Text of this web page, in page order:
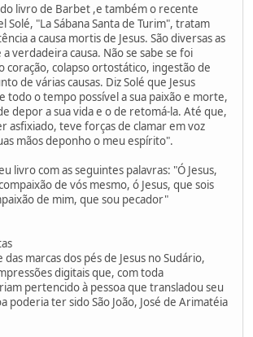
livro de Barbet ,e também o recente
Solé, "La Sábana Santa de Turim", tratam
a causa mortis de Jesus. São diversas as
verdadeira causa. Não se sabe se foi
coração, colapso ortostático, ingestão de
de várias causas. Diz Solé que Jesus
todo o tempo possível a sua paixão e morte,
depor a sua vida e o de retomá-la. Até que,
asfixiado, teve forças de clamar em voz
mãos deponho o meu espírito".
livro com as seguintes palavras: "Ó Jesus,
de vós mesmo, ó Jesus, que sois
de mim, que sou pecador"
marcas dos pés de Jesus no Sudário,
digitais que, com toda
pertencido à pessoa que transladou seu
poderia ter sido São João, José de Arimatéia